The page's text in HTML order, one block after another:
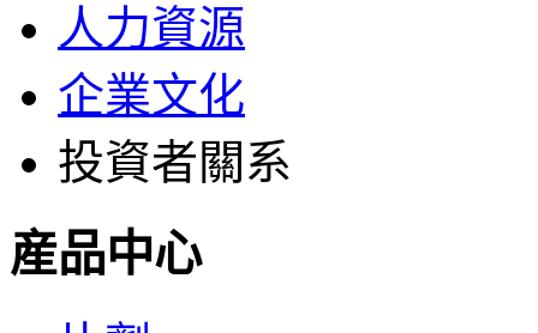
人力資源
企業文化
投資者關系
産品中心